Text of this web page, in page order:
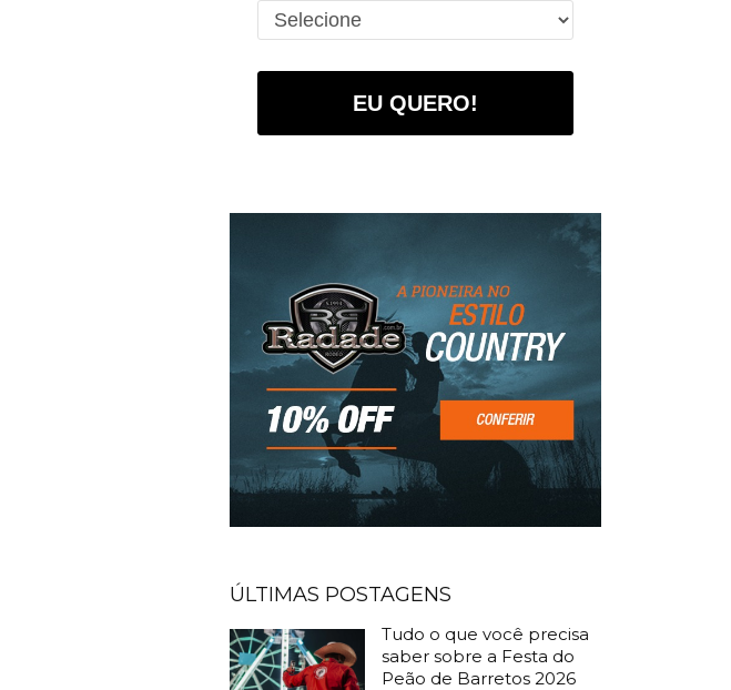
EU QUERO!
ÚLTIMAS POSTAGENS
Tudo o que você precisa
saber sobre a Festa do
Peão de Barretos 2026